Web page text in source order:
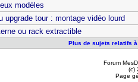
modèles
upgrade tour : montage vidéo lourd
ou rack extractible
Plus de sujets relatifs
Forum
(c)
Page